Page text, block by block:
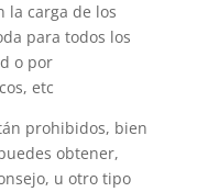
la carga de los
para todos los
o por
etc
prohibidos, bien
obtener,
u otro tipo